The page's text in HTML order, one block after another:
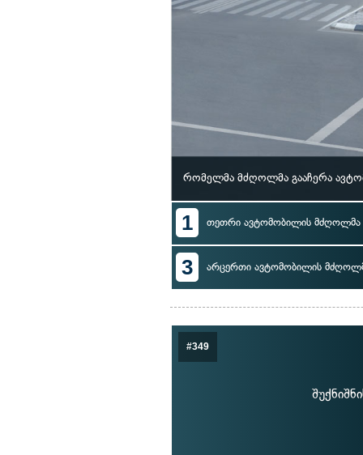
რომელმა მძღოლმა გააჩერა
1 თეთრი ავტომობილის მძღოლმა
3 არცერთი ავტომობილის
#349